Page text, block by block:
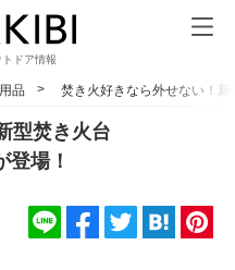
ドア情報
品 焚き火好きなら外せない！
型焚き火台
登場！